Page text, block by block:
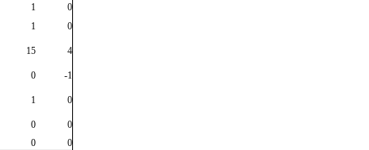
1
0
1
0
15
4
0
-1
1
0
0
0
0
0